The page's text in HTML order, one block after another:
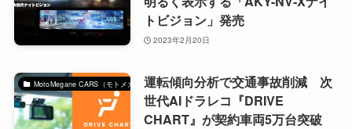
トビジョン」発売
2023年2月20日
MotoMegane CARS（モトメガネカーズ）｜自動車マガジン運転傾向分析で交通事故削減 次
世代AIドラレコ『DRIVE
CHART』が契約車両5万台突破